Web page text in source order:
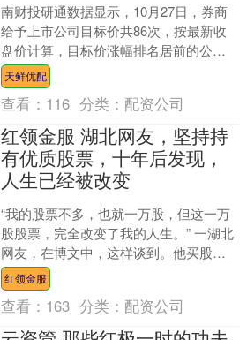
南财投研通数据显示，10月27日，券商
给予上市公司目标价共86次，按最新收
盘价计算，目标价涨幅排名居前的公司
有中船特气、东阿阿胶、陕鼓动力，目
标价涨幅分别为92....
天鲜优配
查看： 116 分类： 配资公司
红领金服 湖北网友，坚持持
有优质股票，十年后发现，
人生已经被改变
“我的股票不多，也就一万股，但这一万
股股票，完全改变了我的人生。” 一湖北
网友，在博文中，这样谈到。他买股
票，有十多年了，但坚持持有股票，也
是近十年的事情。就是....
红领金服
查看： 163 分类： 配资公司